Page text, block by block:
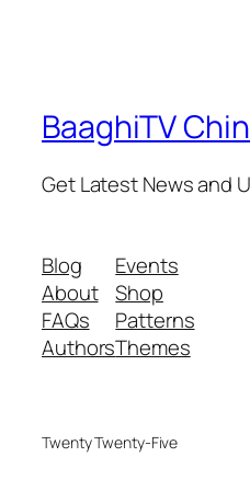
BaaghiTV
Get Latest News and
Blog
About
FAQs
Authors
Events
Shop
Patterns
Themes
Twenty Twenty-Five